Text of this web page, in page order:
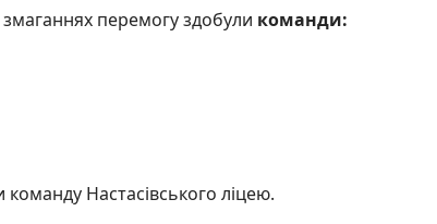
перемогу здобули команди:
Настасівського ліцею.